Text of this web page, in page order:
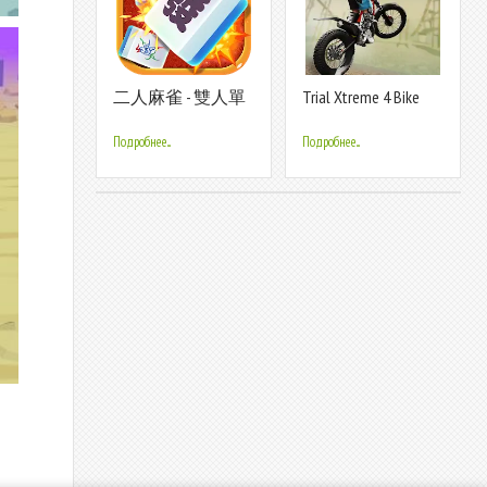
二人麻雀 - 雙人單
就係你
Подробнее...
Trial Xtreme 4 Bike
Подробнее...